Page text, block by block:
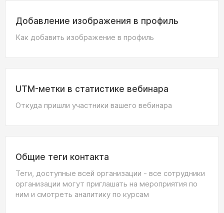
Добавление изображения в профиль
Как добавить изображение в профиль
UTM-метки в статистике вебинара
Откуда пришли участники вашего вебинара
Общие теги контакта
Теги, доступные всей организации - все сотрудники
организации могут приглашать на мероприятия по
ним и смотреть аналитику по курсам